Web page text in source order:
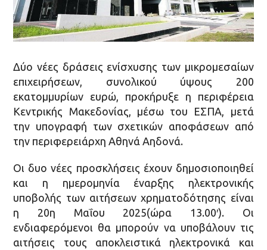
Δύο νέες δράσεις ενίσχυσης των μικρομεσαίων
επιχειρήσεων, συνολικού ύψους 200
εκατομμυρίων ευρώ, προκήρυξε η περιφέρεια
Κεντρικής Μακεδονίας, μέσω του ΕΣΠΑ, μετά
την υπογραφή των σχετικών αποφάσεων από
την περιφερειάρχη Αθηνά Αηδονά.
Οι δυο νέες προσκλήσεις έχουν δημοσιοποιηθεί
και η ημερομηνία έναρξης ηλεκτρονικής
υποβολής των αιτήσεων χρηματοδότησης είναι
η 20η Μαΐου 2025(ώρα 13.00′). Οι
ενδιαφερόμενοι θα μπορούν να υποβάλουν τις
αιτήσεις τους αποκλειστικά ηλεκτρονικά και